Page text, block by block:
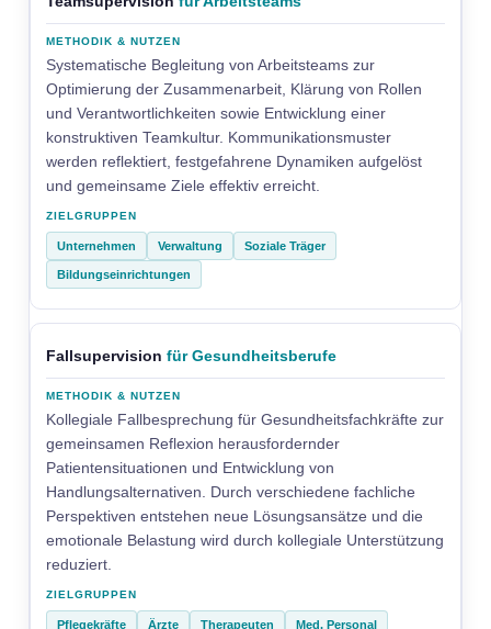
Systematische Begleitung von Arbeitsteams zur
Optimierung der Zusammenarbeit, Klärung von Rollen
und Verantwortlichkeiten sowie Entwicklung einer
konstruktiven Teamkultur. Kommunikationsmuster
werden reflektiert, festgefahrene Dynamiken aufgelöst
und gemeinsame Ziele effektiv erreicht.
Unternehmen Verwaltung Soziale Träger
Bildungseinrichtungen
Fallsupervision für Gesundheitsberufe
Kollegiale Fallbesprechung für Gesundheitsfachkräfte zur
gemeinsamen Reflexion herausfordernder
Patientensituationen und Entwicklung von
Handlungsalternativen. Durch verschiedene fachliche
Perspektiven entstehen neue Lösungsansätze und die
emotionale Belastung wird durch kollegiale Unterstützung
reduziert.
Pflegekräfte Ärzte Therapeuten Med. Personal